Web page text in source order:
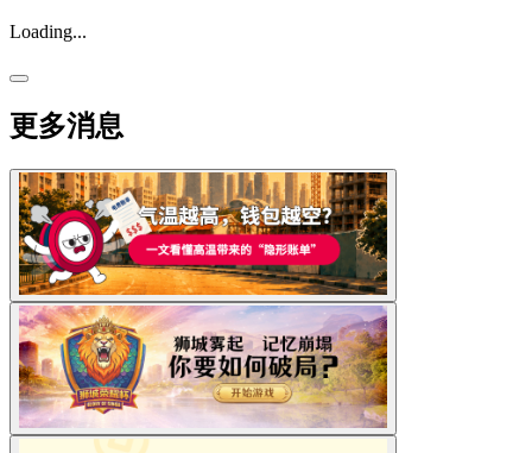
Loading...
更多消息